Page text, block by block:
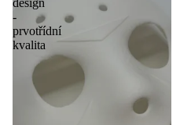
design
-
prvotřídní
kvalita